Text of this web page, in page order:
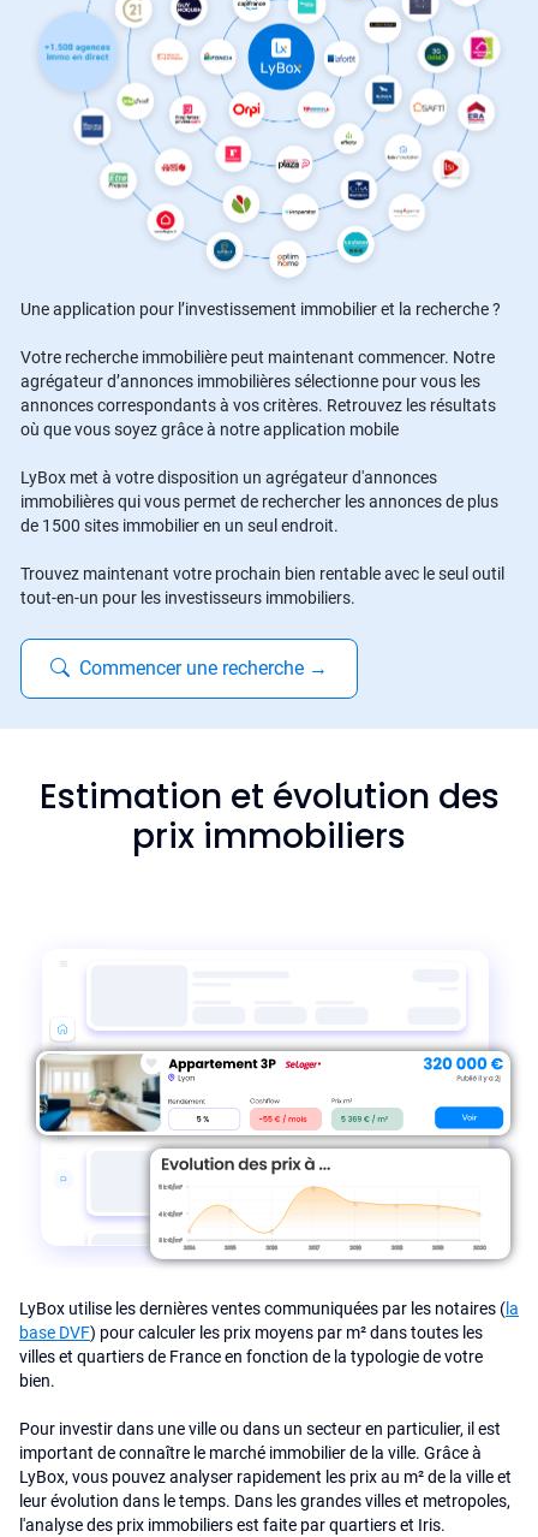
Une application pour l’investissement immobilier et la recherche ?
Votre recherche immobilière peut maintenant commencer. Notre
agrégateur d’annonces immobilières sélectionne pour vous les
annonces correspondants à vos critères. Retrouvez les résultats
où que vous soyez grâce à notre application mobile
LyBox met à votre disposition un agrégateur d'annonces
immobilières qui vous permet de rechercher les annonces de plus
de 1500 sites immobilier en un seul endroit.
Trouvez maintenant votre prochain bien rentable avec le seul outil
tout-en-un pour les investisseurs immobiliers.
Commencer une recherche →
Estimation et évolution des
prix immobiliers
LyBox utilise les dernières ventes communiquées par les notaires (la
base DVF) pour calculer les prix moyens par m² dans toutes les
villes et quartiers de France en fonction de la typologie de votre
bien.
Pour investir dans une ville ou dans un secteur en particulier, il est
important de connaître le marché immobilier de la ville. Grâce à
LyBox, vous pouvez analyser rapidement les prix au m² de la ville et
leur évolution dans le temps. Dans les grandes villes et metropoles,
l'analyse des prix immobiliers est faite par quartiers et Iris.